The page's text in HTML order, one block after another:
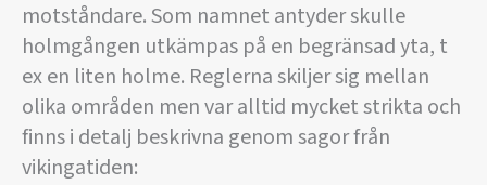
motståndare. Som namnet antyder skulle
holmgången utkämpas på en begränsad yta, t
ex en liten holme. Reglerna skiljer sig mellan
olika områden men var alltid mycket strikta och
finns i detalj beskrivna genom sagor från
vikingatiden: